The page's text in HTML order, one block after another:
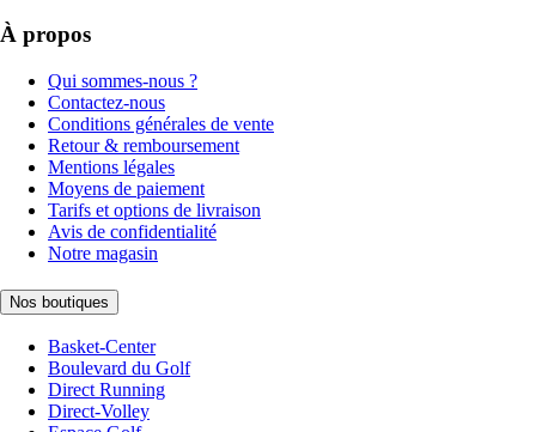
À propos
Qui sommes-nous ?
Contactez-nous
Conditions générales de vente
Retour & remboursement
Mentions légales
Moyens de paiement
Tarifs et options de livraison
Avis de confidentialité
Notre magasin
Nos boutiques
Basket-Center
Boulevard du Golf
Direct Running
Direct-Volley